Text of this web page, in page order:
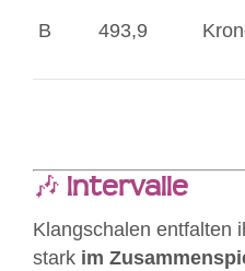
B 493,9
🎶 Intervalle
Klangschalen entfalten
stark im